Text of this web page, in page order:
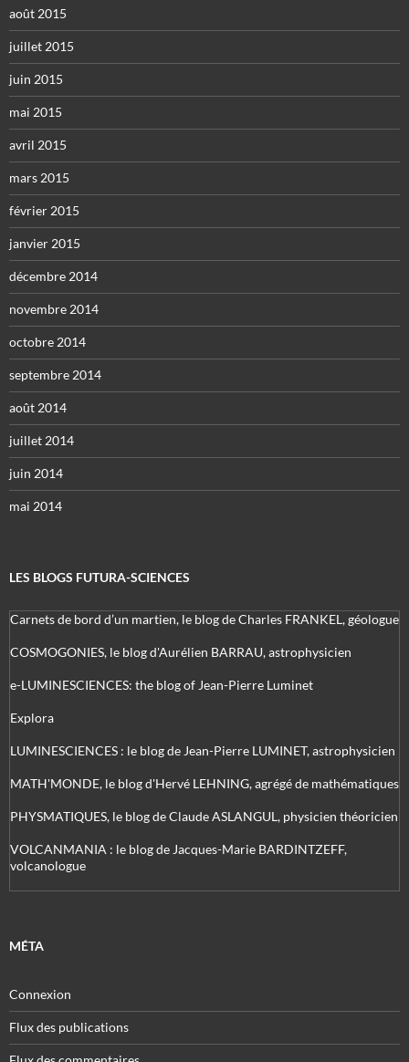
août 2015
juillet 2015
juin 2015
mai 2015
avril 2015
mars 2015
février 2015
janvier 2015
décembre 2014
novembre 2014
octobre 2014
septembre 2014
août 2014
juillet 2014
juin 2014
mai 2014
LES BLOGS FUTURA-SCIENCES
Carnets de bord d’un martien, le blog de Charles FRANKEL, géologue
COSMOGONIES, le blog d'Aurélien BARRAU, astrophysicien
e-LUMINESCIENCES: the blog of Jean-Pierre Luminet
Explora
LUMINESCIENCES : le blog de Jean-Pierre LUMINET, astrophysicien
MATH'MONDE, le blog d'Hervé LEHNING, agrégé de mathématiques
PHYSMATIQUES, le blog de Claude ASLANGUL, physicien théoricien
VOLCANMANIA : le blog de Jacques-Marie BARDINTZEFF,
volcanologue
MÉTA
Connexion
Flux des publications